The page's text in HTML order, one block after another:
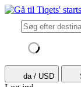
da / USD